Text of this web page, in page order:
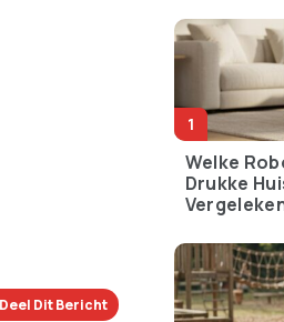
Deel Dit Bericht
Welke
Drukke